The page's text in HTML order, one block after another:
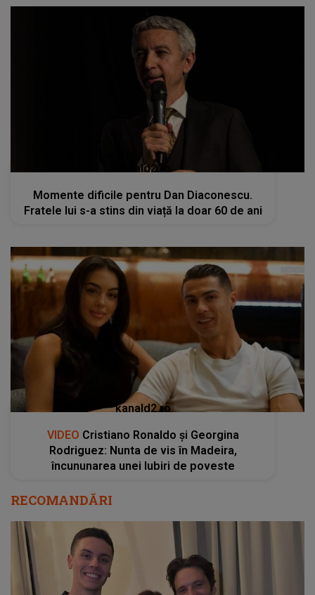
kanald2.ro
Momente dificile pentru Dan Diaconescu.
Fratele lui s-a stins din viață la doar 60 de ani
kanald2.ro
VIDEO Cristiano Ronaldo și Georgina
Rodriguez: Nunta de vis în Madeira,
încununarea unei Iubiri de poveste
RECOMANDĂRI